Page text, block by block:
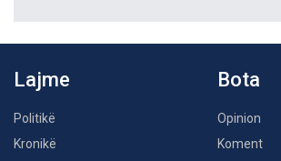
Lajme
Politikë
Kronikë
Bota
Opinion
Koment